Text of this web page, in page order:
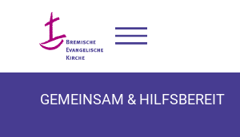
GEMEINSAM & HILFSBEREIT